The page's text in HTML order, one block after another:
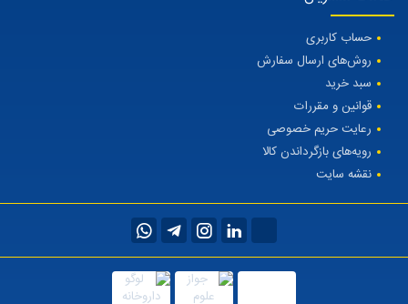
حساب کاربری
روش‌های ارسال سفارش
سبد خرید
قوانین و مقررات
رعایت حریم خصوصی
رویه‌های بازگرداندن کالا
نقشه سایت